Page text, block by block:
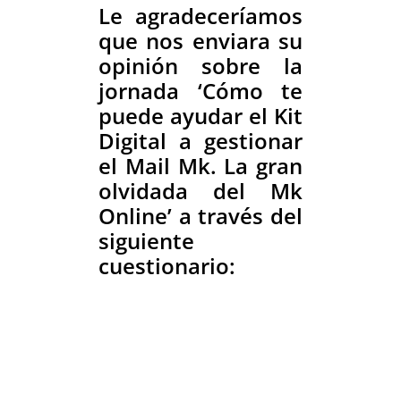
Le agradeceríamos
que nos enviara su
opinión sobre la
jornada ‘Cómo te
puede ayudar el Kit
Digital a gestionar
el Mail Mk. La gran
olvidada del Mk
Online’ a través del
siguiente
cuestionario: